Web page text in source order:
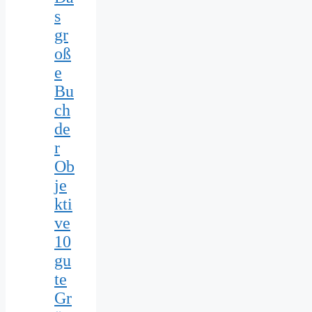
s
gr
oß
e
Bu
ch
de
r
Ob
je
kti
ve
10
gu
te
Gr